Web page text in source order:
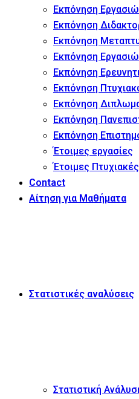
Εκπόνηση
Εκπόνηση
Εκπόνηση
Εκπόνηση
Εκπόνηση
Εκπόνηση
Εκπόνηση
Εκπόνηση
Εκπόνηση
Έτοιμες εργασίες
Έτοιμες Πτυχιακές
Contact
Αίτηση για Μαθήματα
Στατιστικές αναλύσεις
Στατιστική